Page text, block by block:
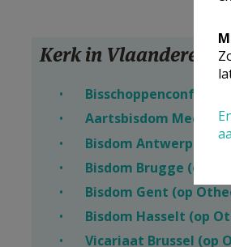
Kerk in Vlaanderen
Aartsbisdom
Bisdom Antwerpen
Bisdom Brugge (op
Bisdom Gent (op
Bisdom Hasselt (op
Vicariaat Brussel (op